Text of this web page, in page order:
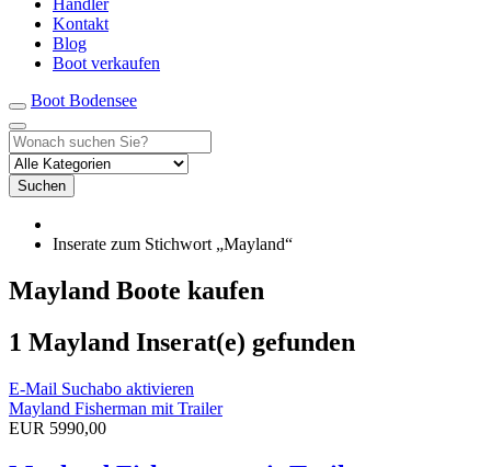
Händler
Kontakt
Blog
Boot verkaufen
Boot Bodensee
Suchen
Inserate zum Stichwort „Mayland“
Mayland Boote kaufen
1 Mayland Inserat(e) gefunden
E-Mail Suchabo aktivieren
Mayland Fisherman mit Trailer
EUR 5990,00